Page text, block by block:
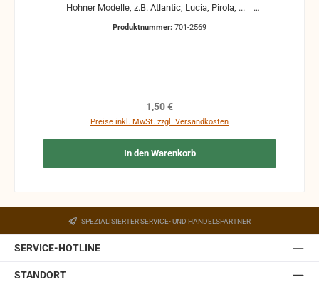
Hohner Modelle, z.B. Atlantic, Lucia, Pirola, ...
Funktion nicht mehr gewährleistet werden und die
Produktnummer: 701-2569
Regulärer Preis:
1,50 €
Preise inkl. MwSt. zzgl. Versandkosten
In den Warenkorb
SPEZIALISIERTER SERVICE- UND HANDELSPARTNER
SERVICE-HOTLINE
STANDORT